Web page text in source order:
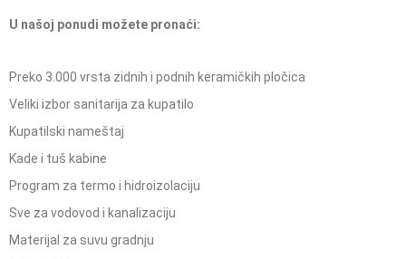
U našoj ponudi možete pronaći:
Preko 3.000 vrsta zidnih i podnih keramičkih pločica
Veliki izbor sanitarija za kupatilo
Kupatilski nameštaj
Kade i tuš kabine
Program za termo i hidroizolaciju
Sve za vodovod i kanalizaciju
Materijal za suvu gradnju